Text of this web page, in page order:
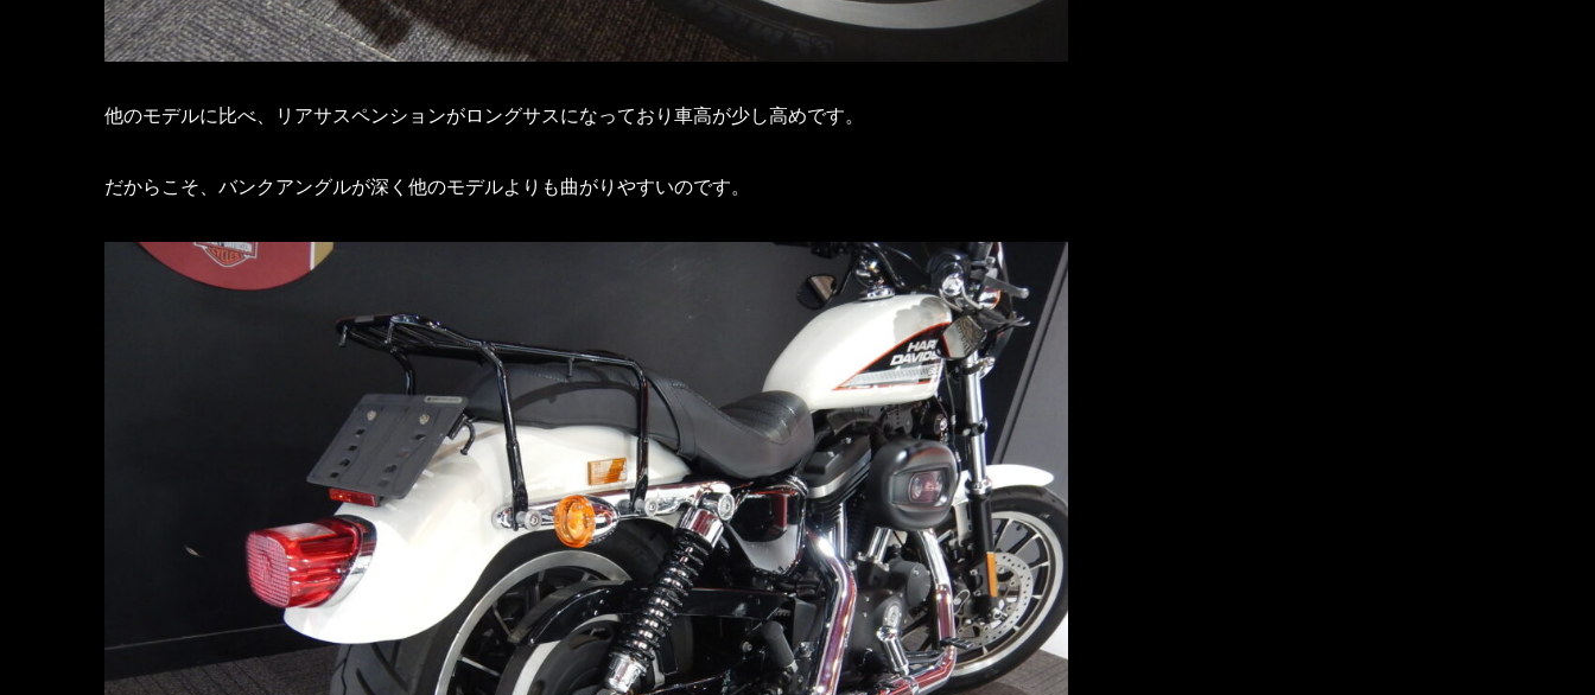
他のモデルに比べ、リアサスペンションがロングサスになっており車高が少し高めです。
だからこそ、バンクアングルが深く他のモデルよりも曲がりやすいのです。